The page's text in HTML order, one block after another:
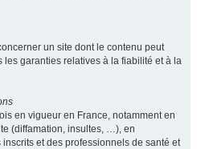
un site dont le contenu peut
les garanties relatives à la fiabilité et à la
en vigueur en France, notamment en
(diffamation, insultes, …), en
et des professionnels de santé et